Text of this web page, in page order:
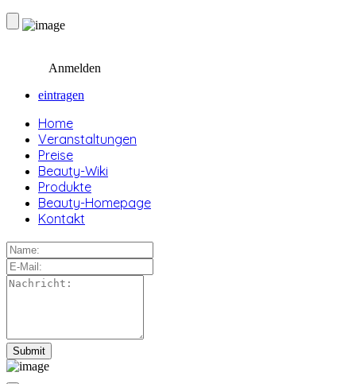
Anmelden
eintragen
Home
Veranstaltungen
Preise
Beauty-Wiki
Produkte
Beauty-Homepage
Kontakt